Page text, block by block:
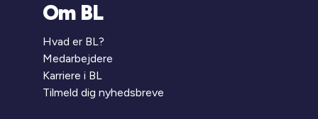
Om BL
Hvad er BL?
Medarbejdere
Karriere i BL
Tilmeld dig nyhedsbreve